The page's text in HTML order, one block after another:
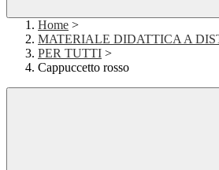
Home >
MATERIALE DIDATTICA A
PER TUTTI >
Cappuccetto rosso